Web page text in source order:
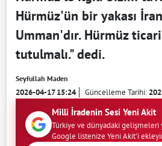
Hürmüz'ün bir yakası
Umman'dır. Hürmüz
tutulmalı." dedi.
Seyfullah Maden
2026-04-17 15:24 Güncelleme Tarihi:
Milli İradenin Sesi Yeni Akit
Türkiye ve dünyadaki gelişmeleri
Google listenize Yeni Akit'i